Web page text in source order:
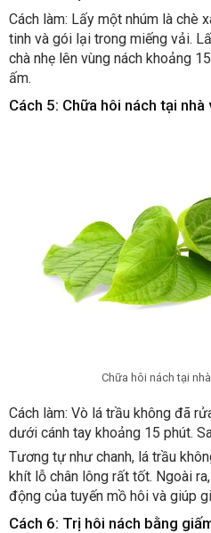
Cách làm: Lấy một nhúm là chè
tinh và gói lại trong miếng vải.
chà nhẹ lên vùng nách khoảng
ấm.
Cách 5: Chữa hôi nách tại
Chữa hôi nách tại
Cách làm: Vò lá trầu không đã
dưới cánh tay khoảng 15 phút.
Tương tự như chanh, lá trầu
khít lỗ chân lông rất tốt. Ngoài
động của tuyến mồ hôi và giúp
Cách 6: Trị hôi nách bằng